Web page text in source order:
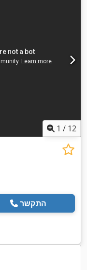
1 / 12
התקשר